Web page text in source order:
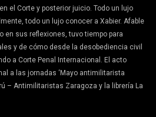
el Corte y posterior juicio. Todo un lujo
todo un lujo conocer a Xabier. Afable
en sus reflexiones, tuvo tiempo para
y de cómo desde la desobediencia civil
a Corte Penal Internacional. El acto
a las jornadas ‘Mayo antimilitarista
– Antimilitaristas Zaragoza y la librería La